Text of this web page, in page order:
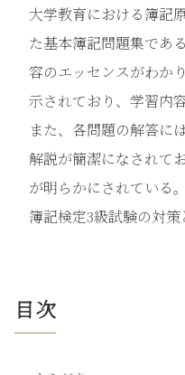
大学教育における簿記
た基本簿記問題集であ
容のエッセンスがわか
示されており、学習内
また、各問題の解答に
解説が簡潔になされて
が明らかにされている
簿記検定3級試験の対策
目次